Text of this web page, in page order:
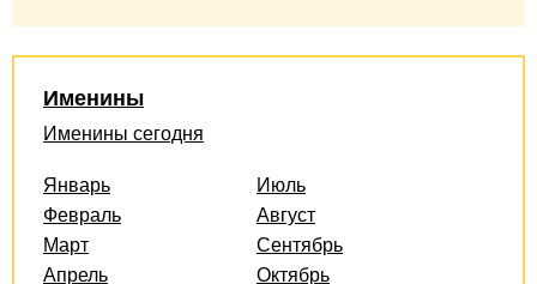
Именины
Именины сегодня
Январь
Февраль
Март
Апрель
Июль
Август
Сентябрь
Октябрь